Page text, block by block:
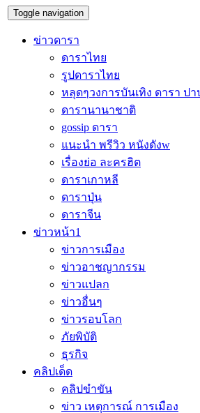
Toggle navigation
ข่าวดารา
ดาราไทย
รูปดาราไทย
หลุดๆวงการบันเทิง ดารา ป
ดารานานาชาติ
gossip ดารา
แนะนำ พรีวิว หนังดังw
เรื่องย่อ ละครฮิต
ดาราเกาหลี
ดาราปุ่น
ดาราจีน
ข่าวหน้า1
ข่าวการเมือง
ข่าวอาชญากรรม
ข่าวแปลก
ข่าวอื่นๆ
ข่าวรอบโลก
ภัยพิบัติ
ธุรกิจ
คลิปเด็ด
คลิปขำขัน
ข่าว เหตุการณ์ การเมือง